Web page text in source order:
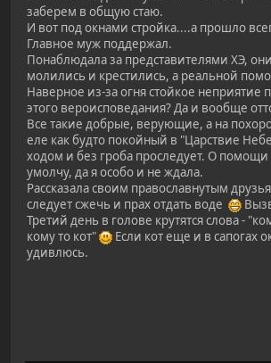
заберем в общую стаю.
И вот под окнами стройка....а прошло
Главное муж поддержал.
Понаблюдала за представителями ХЭ,
молились и крестились, а реальной
Наверное из-за огня стойкое неприятие
этого вероисповедания? Да и вообще
Все такие добрые, верующие, а на
еле как будто покойный в "Царствие
ходом и без гроба проследует. О
умолчу, да я особо и не ждала.
Рассказала своим православнутым
следует сжечь и прах отдать воде
Третий день в голове крутятся слова -
кому то кот"
Если кот еще и в сапогах
удивлюсь.